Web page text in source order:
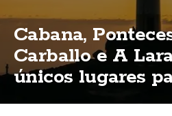
Cabana,
Carballo e A
únicos lugares
eclipse total na